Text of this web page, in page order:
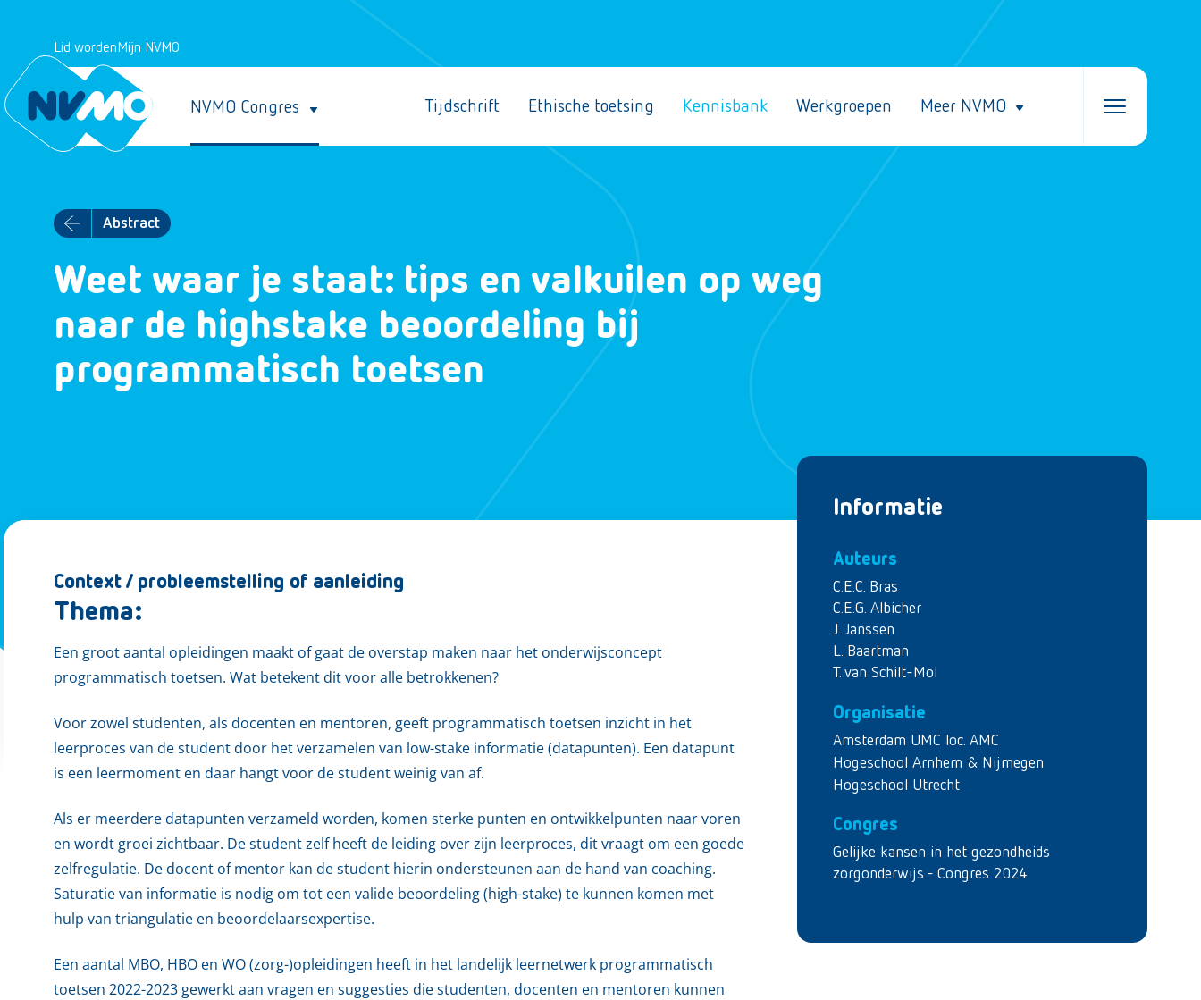
Lid wordenMijn NVMO
NVMO Congres Tijdschrift Ethische toetsing Kennisbank Werkgroepen Meer NVMO
Abstract
Weet waar je staat: tips en valkuilen op weg
naar de highstake beoordeling bij
programmatisch toetsen
Informatie
Auteurs
C.E.C. Bras
C.E.G. Albicher
J. Janssen
L. Baartman
T. van Schilt-Mol
Organisatie
Amsterdam UMC loc. AMC
Hogeschool Arnhem & Nijmegen
Hogeschool Utrecht
Congres
Gelijke kansen in het gezondheids
zorgonderwijs - Congres 2024
Context / probleemstelling of aanleiding
Thema:
Een groot aantal opleidingen maakt of gaat de overstap maken naar het onderwijsconcept
programmatisch toetsen. Wat betekent dit voor alle betrokkenen?
Voor zowel studenten, als docenten en mentoren, geeft programmatisch toetsen inzicht in het
leerproces van de student door het verzamelen van low-stake informatie (datapunten). Een datapunt
is een leermoment en daar hangt voor de student weinig van af.
Als er meerdere datapunten verzameld worden, komen sterke punten en ontwikkelpunten naar voren
en wordt groei zichtbaar. De student zelf heeft de leiding over zijn leerproces, dit vraagt om een goede
zelfregulatie. De docent of mentor kan de student hierin ondersteunen aan de hand van coaching.
Saturatie van informatie is nodig om tot een valide beoordeling (high-stake) te kunnen komen met
hulp van triangulatie en beoordelaarsexpertise.
Een aantal MBO, HBO en WO (zorg-)opleidingen heeft in het landelijk leernetwerk programmatisch
toetsen 2022-2023 gewerkt aan vragen en suggesties die studenten, docenten en mentoren kunnen